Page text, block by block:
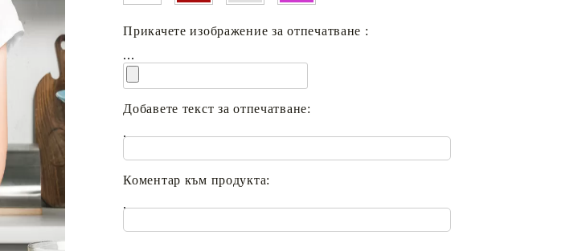
Прикачете изображение за отпечатване :
...
Добавете текст за отпечатване:
.
Коментар към продукта:
.